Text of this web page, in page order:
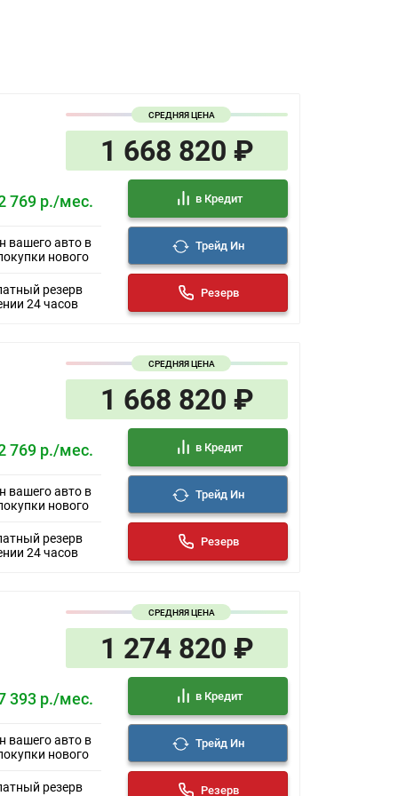
СРЕДНЯЯ ЦЕНА
1 668 820 ₽
769 р./мес. в Кредит
вашего авто в
нового
Трейд Ин
резерв
24 часов
Резерв
СРЕДНЯЯ ЦЕНА
1 668 820 ₽
769 р./мес. в Кредит
вашего авто в
нового
Трейд Ин
резерв
24 часов
Резерв
СРЕДНЯЯ ЦЕНА
1 274 820 ₽
393 р./мес. в Кредит
вашего авто в
нового
Трейд Ин
резерв
Резерв